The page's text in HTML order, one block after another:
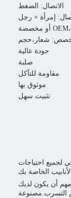
بك